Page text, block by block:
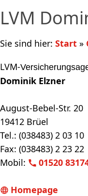
LVM
Sie sind hier: Start »
LVM-
Dominik Elzner
August-Bebel-Str. 20
19412 Brüel
Tel.: (038483) 2 03 10
Fax: (038483) 2 23 22
Mobil:
01520
Homepage